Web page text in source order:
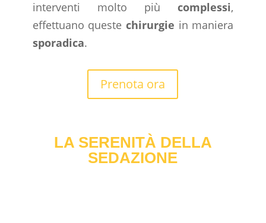
interventi molto piùcomplessi,
effettuano queste chirurgie in maniera
sporadica.
Prenota ora
LA SERENITÀ DELLA
SEDAZIONE